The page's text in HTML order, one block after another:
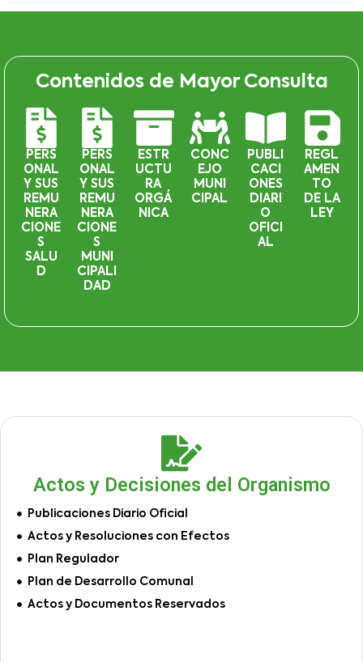
Contenidos de Mayor Consulta
PERS
ONAL
Y SUS
REMU
NERA
CIONE
S
SALU
D
PERS
ONAL
Y SUS
REMU
NERA
CIONE
S
MUNI
CIPALI
DAD
ESTR
UCTU
RA
ORGÁ
NICA
CONC
EJO
MUNI
CIPAL
PUBLI
CACI
ONES
DIARI
O
OFICI
AL
REGL
AMEN
TO
DE LA
LEY
Actos y Decisiones del Organismo
Publicaciones Diario Oficial
Actos y Resoluciones con Efectos
Plan Regulador
Plan de Desarrollo Comunal
Actos y Documentos Reservados